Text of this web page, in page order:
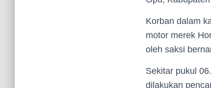
Korban dalam
motor merek
oleh saksi
Sekitar pukul
dilakukan